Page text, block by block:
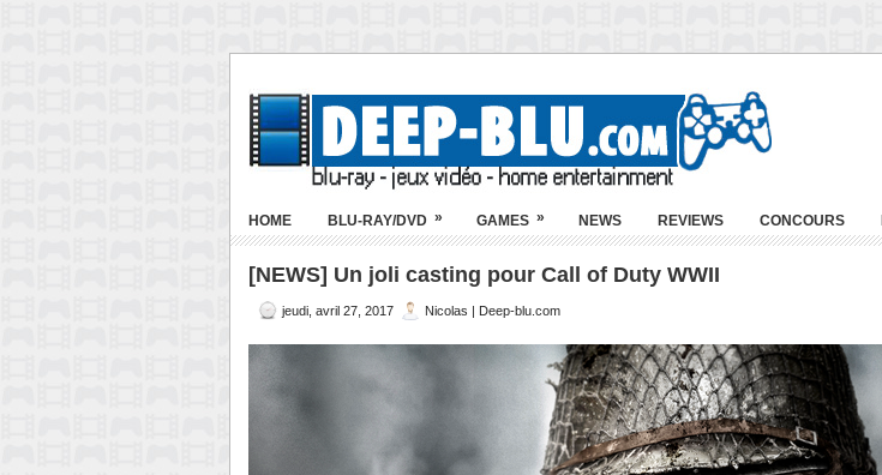
HOME BLU-RAY/DVD » GAMES » NEWS REVIEWS CONCOURS
[NEWS] Un joli casting pour Call of Duty WWII
jeudi, avril 27, 2017 Nicolas | Deep-blu.com